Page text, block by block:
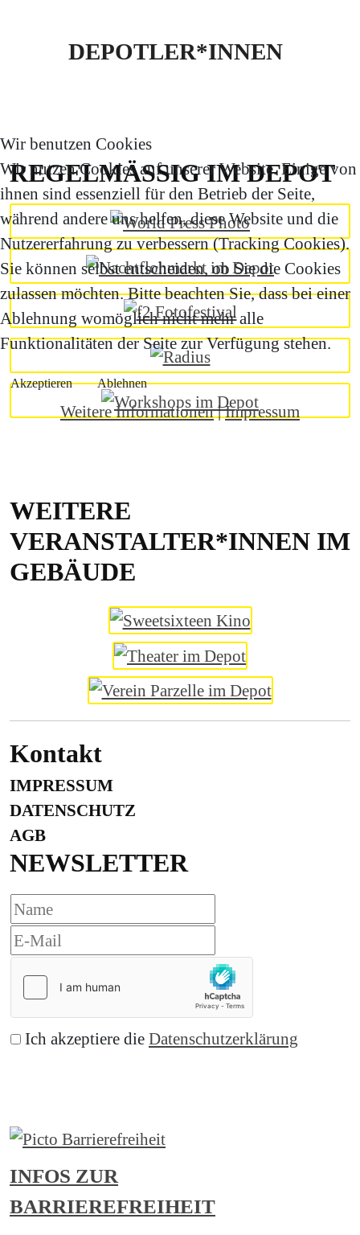
DEPOTLER*INNEN
REGELMÄSSIG IM DEPOT
WEITERE
VERANSTALTER*INNEN IM
GEBÄUDE
Kontakt
IMPRESSUM
DATENSCHUTZ
AGB
NEWSLETTER
Ich akzeptiere die Datenschutzerklärung
INFOS ZUR
BARRIEREFREIHEIT
Wir benutzen Cookies
Wir nutzen Cookies auf unserer Website. Einige von
ihnen sind essenziell für den Betrieb der Seite,
während andere uns helfen, diese Website und die
Nutzererfahrung zu verbessern (Tracking Cookies).
Sie können selbst entscheiden, ob Sie die Cookies
zulassen möchten. Bitte beachten Sie, dass bei einer
Ablehnung womöglich nicht mehr alle
Funktionalitäten der Seite zur Verfügung stehen.
Akzeptieren Ablehnen
Weitere Informationen|Impressum